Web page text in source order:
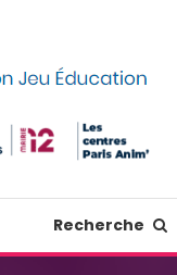
Recherche